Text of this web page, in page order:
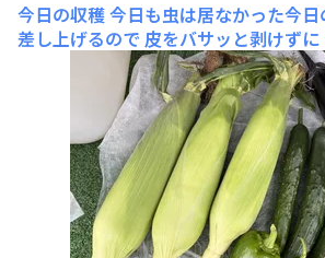
今日の収穫今日も虫は居なかった今
差し上げるので 皮をバサッと剥けず
人参も収穫しました作り置きおかずで